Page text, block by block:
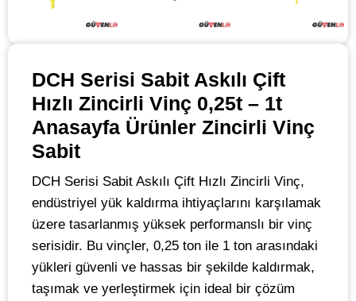
DCH Serisi Sabit Askılı Çift
Hızlı Zincirli Vinç 0,25t – 1t
Anasayfa Ürünler Zincirli Vinç
Sabit
DCH Serisi Sabit Askılı Çift Hızlı Zincirli Vinç,
endüstriyel yük kaldırma ihtiyaçlarını karşılamak
üzere tasarlanmış yüksek performanslı bir vinç
serisidir. Bu vinçler, 0,25 ton ile 1 ton arasındaki
yükleri güvenli ve hassas bir şekilde kaldırmak,
taşımak ve yerleştirmek için ideal bir çözüm